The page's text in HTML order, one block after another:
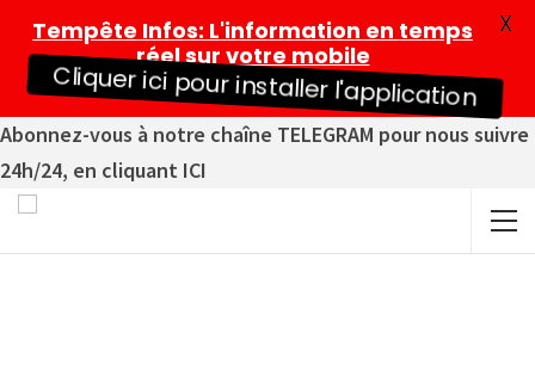
Abonnez-vous à notre chaîne TELEGRAM pour nous suivre
24h/24, en cliquant ICI
Tempête Infos: L'information en temps
réel sur votre mobile
Cliquer ici pour installer l'application
X